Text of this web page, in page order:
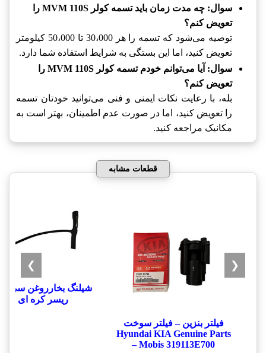
سوال: چه مدت زمان باید تسمه کولر MVM 110S را
تعویض کنم؟
توصیه می‌شود که تسمه را هر 30،000 تا 50،000 کیلومتر
تعویض کنید، اما این بستگی به شرایط استفاده شما دارد.
سوال: آیا می‌توانم خودم تسمه کولر MVM 110S را
تعویض کنم؟
بله، با رعایت نکات ایمنی و فنی می‌توانید خودتان تسمه
را تعویض کنید، اما در صورت عدم اطمینان، بهتر است به
مکانیک مراجعه کنید.
قطعات مشابه
فیلتر بنزین – فیلتر سوخت
Hyundai KIA Genuine Parts
– Mobis 319113E700
شيلنگ بخارروغن سي
ريسر کره ای
❮
❯